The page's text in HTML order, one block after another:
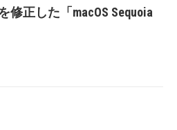
修正した「macOS Sequoia